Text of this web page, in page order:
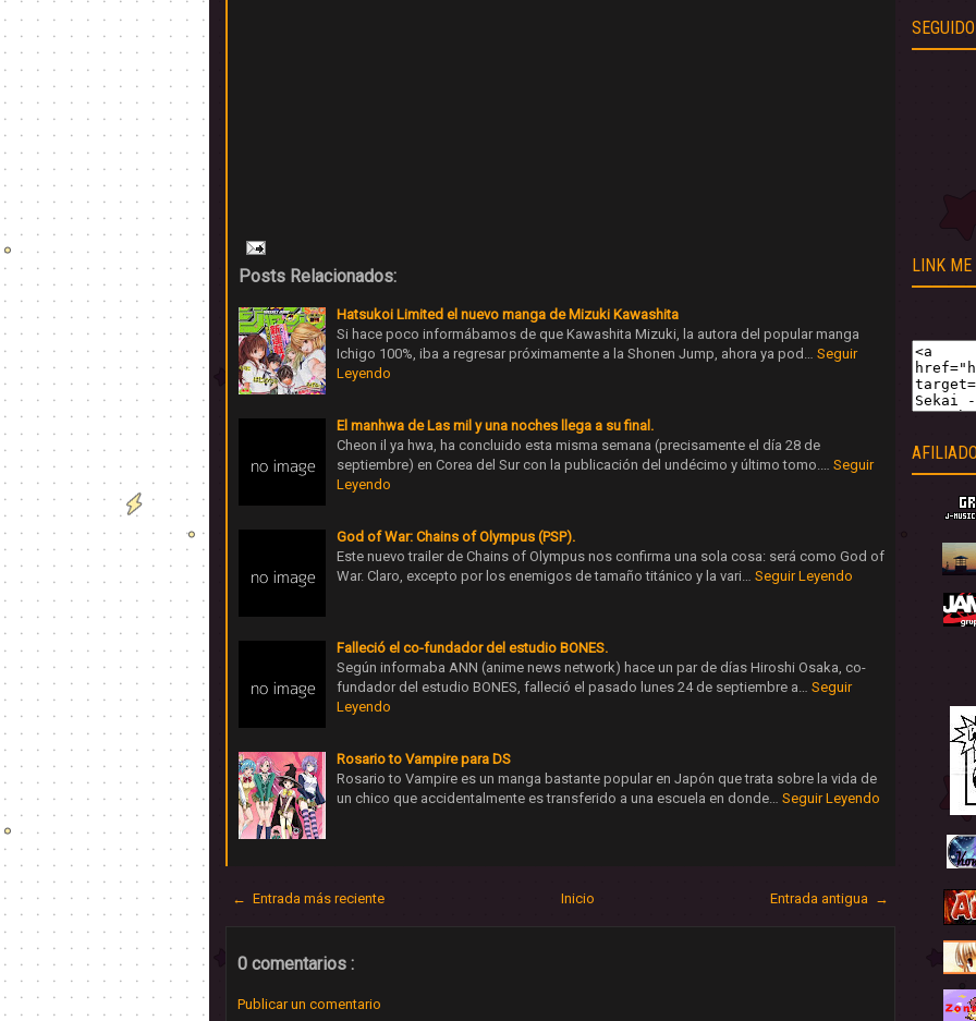
Posts Relacionados:
Hatsukoi Limited el nuevo manga de Mizuki Kawashita
Si hace poco informábamos de que Kawashita Mizuki, la autora del popular manga
Ichigo 100%, iba a regresar próximamente a la Shonen Jump, ahora ya pod… Seguir
Leyendo
El manhwa de Las mil y una noches llega a su final.
Cheon il ya hwa, ha concluido esta misma semana (precisamente el día 28 de
septiembre) en Corea del Sur con la publicación del undécimo y último tomo.… Seguir
Leyendo
God of War: Chains of Olympus (PSP).
Este nuevo trailer de Chains of Olympus nos confirma una sola cosa: será como God of
War. Claro, excepto por los enemigos de tamaño titánico y la vari… Seguir Leyendo
Falleció el co-fundador del estudio BONES.
Según informaba ANN (anime news network) hace un par de días Hiroshi Osaka, co-
fundador del estudio BONES, falleció el pasado lunes 24 de septiembre a… Seguir
Leyendo
Rosario to Vampire para DS
Rosario to Vampire es un manga bastante popular en Japón que trata sobre la vida de
un chico que accidentalmente es transferido a una escuela en donde… Seguir Leyendo
← Entrada más reciente Entrada antigua →
Inicio
0 comentarios :
Publicar un comentario
LINK ME